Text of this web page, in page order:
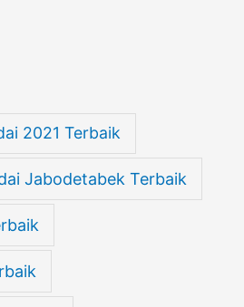
2021 Terbaik
Jabodetabek Terbaik